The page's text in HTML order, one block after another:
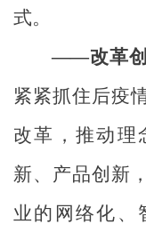
式。
——改革
紧紧抓住后疫
改革，推动理
新、产品创新
业的网络化、